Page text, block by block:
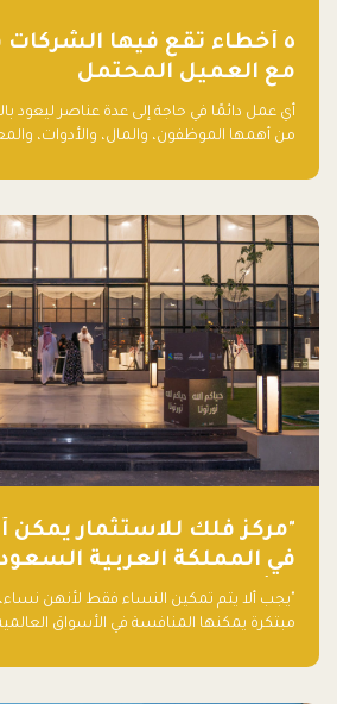
٥ أخطاء تقع فيها
مع العميل المحتمل
أي عمل دائمًا في حاجة إلى عدة عناصر ليعود
من أهمها الموظفون، والمال، والأدوات،
أساسه ذلك العمل.
"مركز فلك للاستثمار يمكّن
في المملكة العربية
ناشئة تلو الأخرى."
"يجب ألا يتم تمكين النساء فقط لأنهن
مبتكرة يمكنها المنافسة في الأسواق